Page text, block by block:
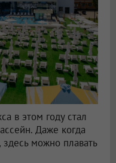
в этом году стал
Даже когда
здесь можно плавать